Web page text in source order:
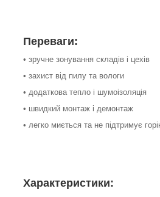
Переваги:
• зручне зонування складів і цехів
• захист від пилу та вологи
• додаткова тепло і шумоізоляція
• швидкий монтаж і демонтаж
• легко миється та не підтримує
Характеристики: